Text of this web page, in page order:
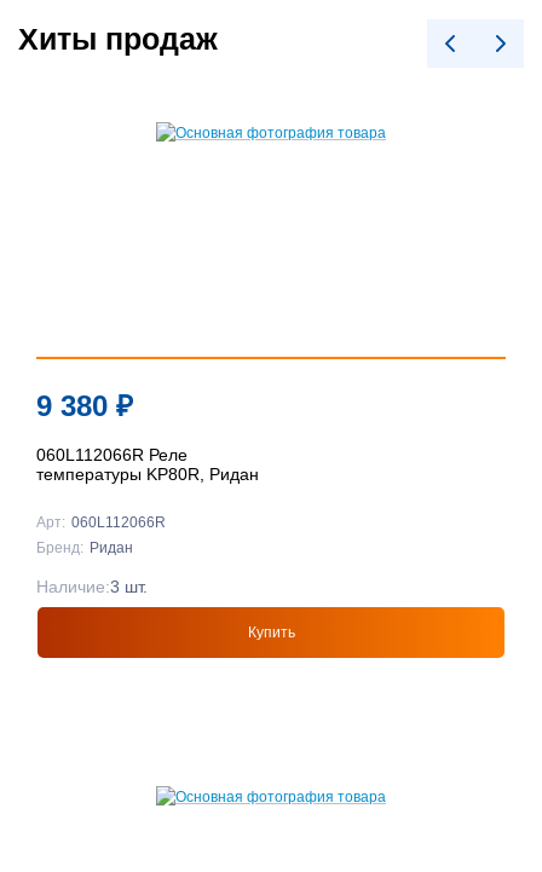
Хиты продаж
9 380 ₽
060L112066R Реле
температуры KP80R, Ридан
Арт: 060L112066R
Бренд: Ридан
Купить
Наличие:3 шт.